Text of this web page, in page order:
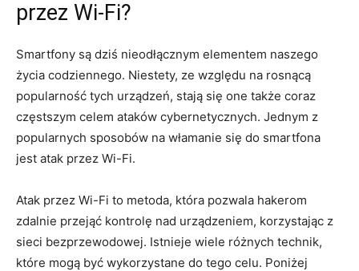
przez Wi-Fi?
Smartfony są dziś nieodłącznym elementem naszego
życia codziennego. Niestety, ze względu na rosnącą
popularność tych urządzeń, stają się one także coraz
częstszym celem ataków cybernetycznych. Jednym z
popularnych sposobów na włamanie się do smartfona
jest atak przez Wi-Fi.
Atak przez Wi-Fi to metoda, która pozwala hakerom
zdalnie przejąć kontrolę nad urządzeniem, korzystając z
sieci bezprzewodowej. Istnieje wiele różnych technik,
które mogą być wykorzystane do tego celu. Poniżej